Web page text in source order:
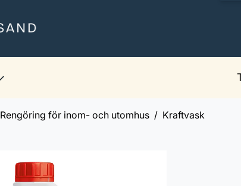
Rengöring för inom- och utomhus Kraftvask